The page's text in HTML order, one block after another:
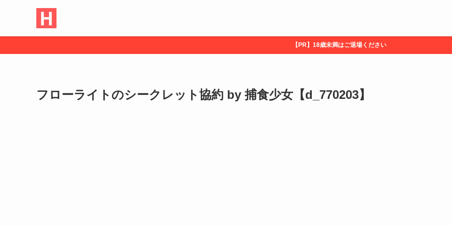
【PR】18歳未満はご退場ください
フローライトのシークレット協約 by 捕食少女【d_770203】